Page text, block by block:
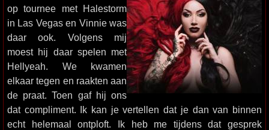
op tournee met Halestorm
in Las Vegas en Vinnie was
daar ook. Volgens mij
moest hij daar spelen met
Hellyeah. We kwamen
elkaar tegen en raakten aan
de praat. Toen gaf hij ons
dat compliment. Ik kan je vertellen dat je dan van binnen
echt helemaal ontploft. Ik heb me tijdens dat gesprek